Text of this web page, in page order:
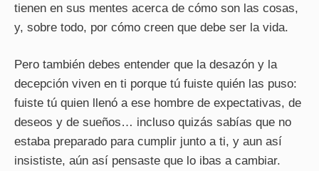
tienen en sus mentes acerca de cómo son las cosas,
y, sobre todo, por cómo creen que debe ser la vida.
Pero también debes entender que la desazón y la
decepción viven en ti porque tú fuiste quién las puso:
fuiste tú quien llenó a ese hombre de expectativas, de
deseos y de sueños… incluso quizás sabías que no
estaba preparado para cumplir junto a ti, y aun así
insististe, aún así pensaste que lo ibas a cambiar.